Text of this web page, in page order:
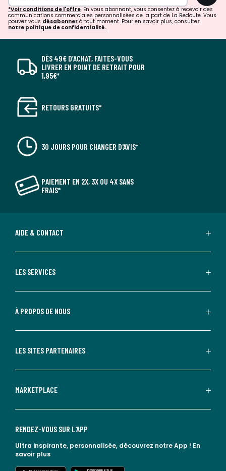
*Voir conditions de l'offre. En vous abonnant, vous consentez à recevoir des
communications commerciales personnalisées de la part de La Redoute. Vous
pouvez vous désabonner à tout moment. Pour en savoir plus, consultez
notre politique de confidentialité.
DÈS 49€ D’ACHAT, FAITES-VOUS
LIVRER EN POINT DE RETRAIT POUR
1,95€*
RETOURS GRATUITS*
30 JOURS POUR CHANGER D'AVIS*
PAIEMENT EN 2X, 3X OU 4X SANS
FRAIS*
AIDE & CONTACT
LES SERVICES
À PROPOS DE NOUS
LES SITES PARTENAIRES
MARKETPLACE
RENDEZ-VOUS SUR L'APP
Ultra inspirante, personnalisée, découvrez notre App ! En
savoir plus
lien vers l'app store
lien vers google play